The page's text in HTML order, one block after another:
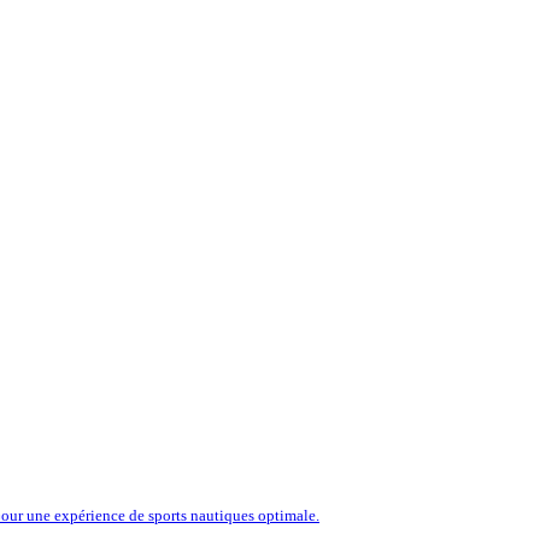
une expérience de sports nautiques optimale.